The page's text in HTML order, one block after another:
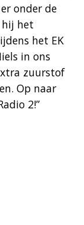
onder de
hij het
het EK
in ons
zuurstof
Op naar
2!”